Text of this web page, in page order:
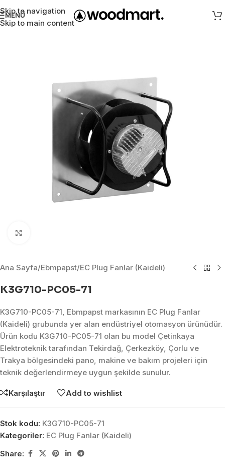
Skip to navigation
Skip to main content
MENÜ
Ana Sayfa/Ebmpapst/EC Plug Fanlar (Kaideli)
K3G710-PC05-71
K3G710-PC05-71, Ebmpapst markasının EC Plug Fanlar
(Kaideli) grubunda yer alan endüstriyel otomasyon ürünüdür.
Ürün kodu K3G710-PC05-71 olan bu model Çetinkaya
Elektroteknik tarafından Tekirdağ, Çerkezköy, Çorlu ve
Trakya bölgesindeki pano, makine ve bakım projeleri için
teknik değerlendirmeye uygun şekilde sunulur.
Karşılaştır Add to wishlist
Stok kodu: K3G710-PC05-71
Kategoriler: EC Plug Fanlar (Kaideli)
Share: